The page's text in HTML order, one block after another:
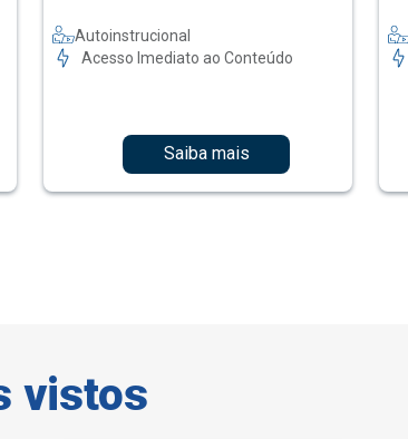
Autoinstrucional
Acesso Imediato ao Conteúdo
Saiba mais
vistos